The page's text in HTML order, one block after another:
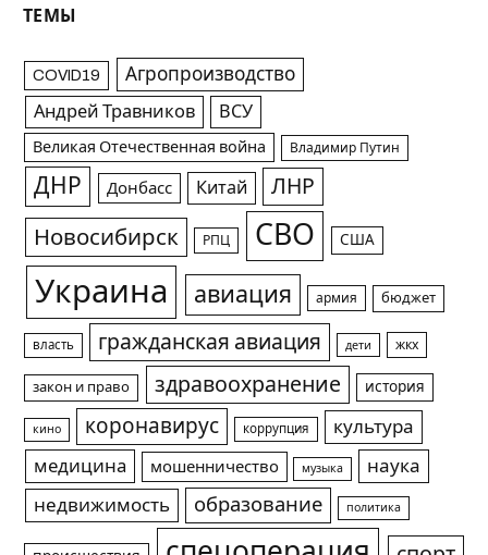
ТЕМЫ
COVID19 Агропроизводство
Андрей Травников ВСУ
Великая Отечественная война Владимир Путин
ДНР Донбасс Китай ЛНР
Новосибирск РПЦ СВО США
Украина авиация армия бюджет
власть гражданская авиация дети жкх
закон и право здравоохранение история
кино коронавирус коррупция
культура
медицина
мошенничество музыка
наука
недвижимость
образование политика